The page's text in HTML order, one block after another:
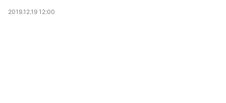
2019.12.19 12:00